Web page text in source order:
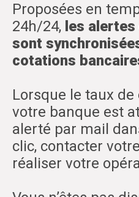
Proposées en
24h/24, les alertes
sont
cotations
Lorsque le taux
votre banque est
alerté par mail
clic, contacter
réaliser votre